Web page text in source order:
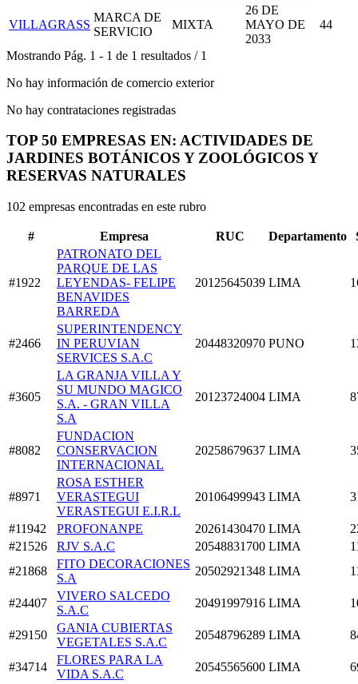
VILLAGRASS
MARCA DE
SERVICIO
MIXTA
26 DE
MAYO DE
2033
44
Mostrando Pág. 1 - 1 de 1 resultados / 1
No hay información de comercio exterior
No hay contrataciones registradas
TOP 50 EMPRESAS EN: ACTIVIDADES DE
JARDINES BOTÁNICOS Y ZOOLÓGICOS Y
RESERVAS NATURALES
102 empresas encontradas en este rubro
# Empresa RUC Departamento
#1922
PATRONATO DEL
PARQUE DE LAS
LEYENDAS- FELIPE
BENAVIDES
BARREDA
20125645039 LIMA
#2466
SUPERINTENDENCY
IN PERUVIAN
SERVICES S.A.C
20448320970 PUNO
#3605
LA GRANJA VILLA Y
SU MUNDO MAGICO
S.A. - GRAN VILLA
S.A
20123724004 LIMA
#8082
FUNDACION
CONSERVACION
INTERNACIONAL
20258679637 LIMA
#8971
ROSA ESTHER
VERASTEGUI
VERASTEGUI E.I.R.L
20106499943 LIMA
#11942 PROFONANPE 20261430470 LIMA
#21526
RJV S.A.C 20548831700 LIMA
#21868
FITO DECORACIONES
S.A
20502921348 LIMA
#24407
VIVERO SALCEDO
S.A.C
20491997916 LIMA
#29150
GANIA CUBIERTAS
VEGETALES S.A.C
20548796289 LIMA
#34714
FLORES PARA LA
VIDA S.A.C
20545565600 LIMA